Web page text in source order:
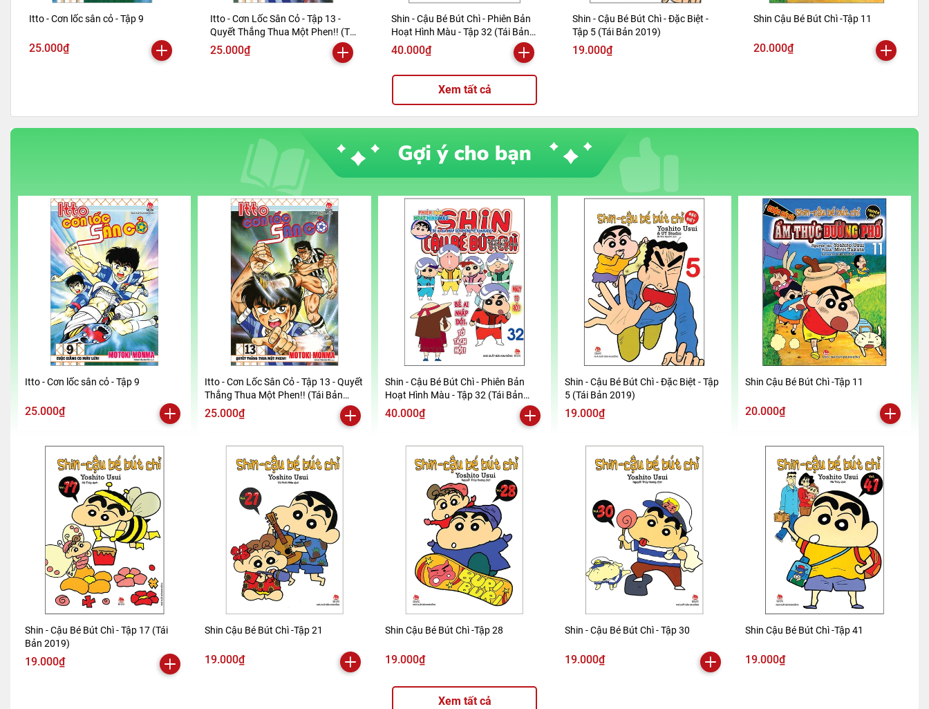
Itto - Cơn lốc sân cỏ - Tập 9
25.000₫
Itto - Cơn Lốc Sân Cỏ - Tập 13 -
Quyết Thắng Thua Một Phen!! (Tái
Bản 2024)
25.000₫
Shin - Cậu Bé Bút Chì - Phiên Bản
Hoạt Hình Màu - Tập 32 (Tái Bản
2019)
40.000₫
Shin - Cậu Bé Bút Chì - Đặc Biệt -
Tập 5 (Tái Bản 2019)
19.000₫
Shin Cậu Bé Bút Chì -Tập 11
20.000₫
Xem tất cả
Itto - Cơn lốc sân cỏ - Tập 9
25.000₫
Itto - Cơn Lốc Sân Cỏ - Tập 13 - Quyết
Thắng Thua Một Phen!! (Tái Bản
2024)
25.000₫
Shin - Cậu Bé Bút Chì - Phiên Bản
Hoạt Hình Màu - Tập 32 (Tái Bản
2019)
40.000₫
Shin - Cậu Bé Bút Chì - Đặc Biệt - Tập
5 (Tái Bản 2019)
19.000₫
Shin Cậu Bé Bút Chì -Tập 11
20.000₫
Shin - Cậu Bé Bút Chì - Tập 17 (Tái
Bản 2019)
19.000₫
Shin Cậu Bé Bút Chì -Tập 21
19.000₫
Shin Cậu Bé Bút Chì -Tập 28
19.000₫
Shin - Cậu Bé Bút Chì - Tập 30
19.000₫
Shin Cậu Bé Bút Chì -Tập 41
19.000₫
Xem tất cả